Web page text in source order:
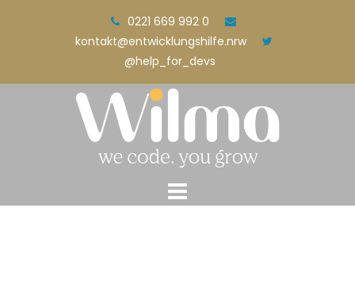
0221 669 992 0
kontakt@entwicklungshilfe.nrw
@help_for_devs